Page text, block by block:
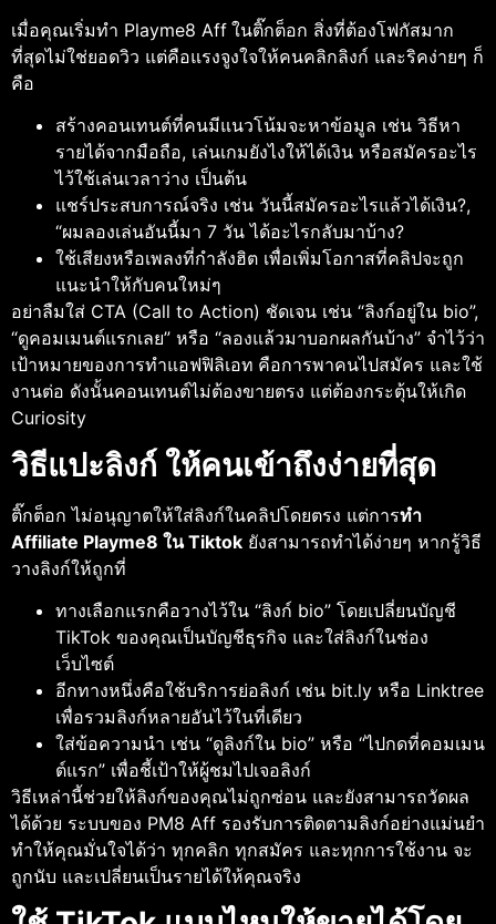
เมื่อคุณเริ่มทํา Playme8 Aff ในติ๊กต็อก สิ่งที่ต้องโฟกัสมาก
ที่สุดไม่ใช่ยอดวิว แต่คือแรงจูงใจให้คนคลิกลิงก์ และริคง่ายๆ ก็
คือ
สร้างคอนเทนต์ที่คนมีแนวโน้มจะหาข้อมูล เช่น วิธีหา
รายได้จากมือถือ, เล่นเกมยังไงให้ได้เงิน หรือสมัครอะไร
ไว้ใช้เล่นเวลาว่าง เป็นต้น
แชร์ประสบการณ์จริง เช่น วันนี้สมัครอะไรแล้วได้เงิน?,
“ผมลองเล่นอันนี้มา 7 วัน ได้อะไรกลับมาบ้าง?
ใช้เสียงหรือเพลงที่กำลังฮิต เพื่อเพิ่มโอกาสที่คลิปจะถูก
แนะนำให้กับคนใหม่ๆ
อย่าลืมใส่ CTA (Call to Action) ชัดเจน เช่น “ลิงก์อยู่ใน bio”,
“ดูคอมเมนต์แรกเลย” หรือ “ลองแล้วมาบอกผลกันบ้าง” จำไว้ว่า
เป้าหมายของการทําแอฟฟิลิเอท คือการพาคนไปสมัคร และใช้
งานต่อ ดังนั้นคอนเทนต์ไม่ต้องขายตรง แต่ต้องกระตุ้นให้เกิด
Curiosity
วิธีแปะลิงก์ ให้คนเข้าถึงง่ายที่สุด
ติ๊กต็อก ไม่อนุญาตให้ใส่ลิงก์ในคลิปโดยตรง แต่การทํา
Affiliate Playme8 ใน Tiktok ยังสามารถทำได้ง่ายๆ หากรู้วิธี
วางลิงก์ให้ถูกที่
ทางเลือกแรกคือวางไว้ใน “ลิงก์ bio” โดยเปลี่ยนบัญชี
TikTok ของคุณเป็นบัญชีธุรกิจ และใส่ลิงก์ในช่อง
เว็บไซต์
อีกทางหนึ่งคือใช้บริการย่อลิงก์ เช่น bit.ly หรือ Linktree
เพื่อรวมลิงก์หลายอันไว้ในที่เดียว
ใส่ข้อความนำ เช่น “ดูลิงก์ใน bio” หรือ “ไปกดที่คอมเมน
ต์แรก” เพื่อชี้เป้าให้ผู้ชมไปเจอลิงก์
วิธีเหล่านี้ช่วยให้ลิงก์ของคุณไม่ถูกซ่อน และยังสามารถวัดผล
ได้ด้วย ระบบของ PM8 Aff รองรับการติดตามลิงก์อย่างแม่นยำ
ทำให้คุณมั่นใจได้ว่า ทุกคลิก ทุกสมัคร และทุกการใช้งาน จะ
ถูกนับ และเปลี่ยนเป็นรายได้ให้คุณจริง